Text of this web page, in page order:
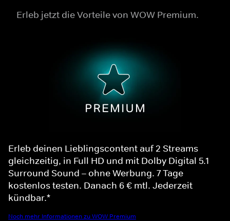
Erleb jetzt die Vorteile von WOW Premium.
Erleb deinen Lieblingscontent auf 2 Streams
gleichzeitig, in Full HD und mit Dolby Digital 5.1
Surround Sound – ohne Werbung. 7 Tage
kostenlos testen. Danach 6 € mtl. Jederzeit
kündbar.*
Noch mehr Informationen zu WOW Premium